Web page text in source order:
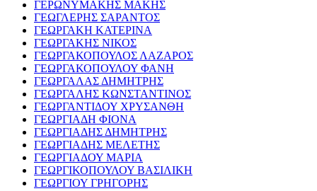
ΓΕΡΩΝΥΜΑΚΗΣ ΜΑΚΗΣ
ΓΕΩΓΛΕΡΗΣ ΣΑΡΑΝΤΟΣ
ΓΕΩΡΓΑΚΗ ΚΑΤΕΡΙΝΑ
ΓΕΩΡΓΑΚΗΣ ΝΙΚΟΣ
ΓΕΩΡΓΑΚΟΠΟΥΛΟΣ ΛΑΖΑΡΟΣ
ΓΕΩΡΓΑΚΟΠΟΥΛΟΥ ΦΑΝΗ
ΓΕΩΡΓΑΛΑΣ ΔΗΜΗΤΡΗΣ
ΓΕΩΡΓΑΛΗΣ ΚΩΝΣΤΑΝΤΙΝΟΣ
ΓΕΩΡΓΑΝΤΙΔΟΥ ΧΡΥΣΑΝΘΗ
ΓΕΩΡΓΙΑΔΗ ΦΙΟΝΑ
ΓΕΩΡΓΙΑΔΗΣ ΔΗΜΗΤΡΗΣ
ΓΕΩΡΓΙΑΔΗΣ ΜΕΛΕΤΗΣ
ΓΕΩΡΓΙΑΔΟΥ ΜΑΡΙΑ
ΓΕΩΡΓΙΚΟΠΟΥΛΟΥ ΒΑΣΙΛΙΚΗ
ΓΕΩΡΓΙΟΥ ΓΡΗΓΟΡΗΣ